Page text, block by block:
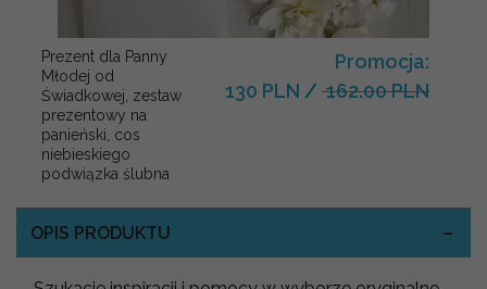
Prezent dla Panny
Młodej od
Świadkowej, zestaw
prezentowy na
panieński, cos
niebieskiego
podwiązka ślubna
Promocja:
130 PLN / 162.00 PLN
OPIS PRODUKTU